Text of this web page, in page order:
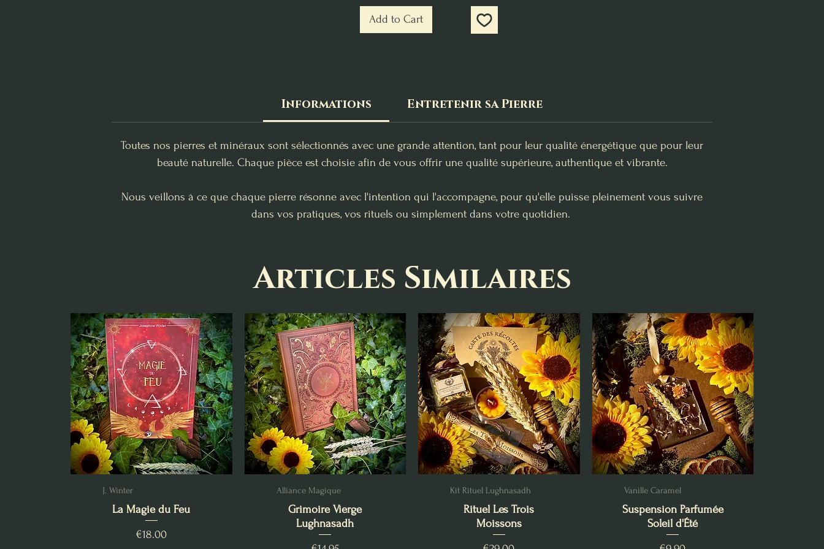
Add to Cart
Informations Entretenir sa Pierre
Toutes nos pierres et minéraux sont sélectionnés avec une grande attention, tant pour leur qualité énergétique que pour leur
beauté naturelle. Chaque pièce est choisie afin de vous offrir une qualité supérieure, authentique et vibrante.
Nous veillons à ce que chaque pierre résonne avec l'intention qui l'accompagne, pour qu'elle puisse pleinement vous suivre
dans vos pratiques, vos rituels ou simplement dans votre quotidien.
Articles Similaires
J. Winter
La Magie du Feu
Price
€18.00
Alliance Magique
Grimoire Vierge
Lughnasadh
Kit Rituel Lughnasadh
Rituel Les Trois
Moissons
Vanille Caramel
Suspension Parfumée
Soleil d'Été